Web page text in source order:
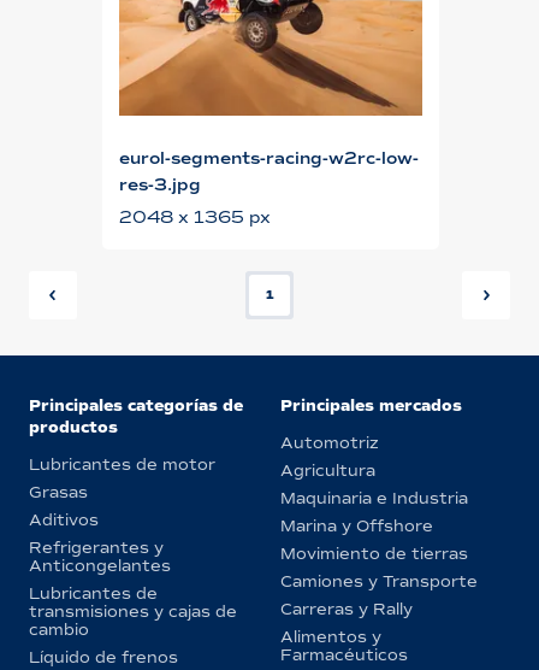
eurol-segments-racing-w2rc-low-
res-3.jpg
2048 x 1365 px
1
Principales categorías de
productos
Lubricantes de motor
Grasas
Aditivos
Refrigerantes y
Anticongelantes
Lubricantes de
transmisiones y cajas de
cambio
Líquido de frenos
Principales mercados
Automotriz
Agricultura
Maquinaria e Industria
Marina y Offshore
Movimiento de tierras
Camiones y Transporte
Carreras y Rally
Alimentos y
Farmacéuticos